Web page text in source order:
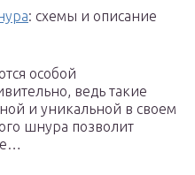
: схемы и описание
особой
ведь такие
и уникальной в своем
шнура позволит